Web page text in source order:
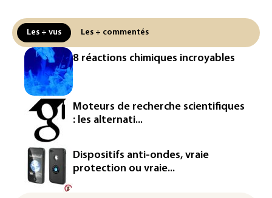
réseau
Véhicules de livraison autonomes: la
France ouvre la voie à leur
homologation
Iris³: Eutelsat investira 3,4 milliards
d'euros dans la future constellation
européenne
Le magazine VSD racheté par
l'entrepreneur Vianney d'Alançon
La production française de maïs
Les + vus Les + commentés
8 réactions chimiques incroyables
Moteurs de recherche scientifiques
: les alternati...
Dispositifs anti-ondes, vraie
protection ou vraie...